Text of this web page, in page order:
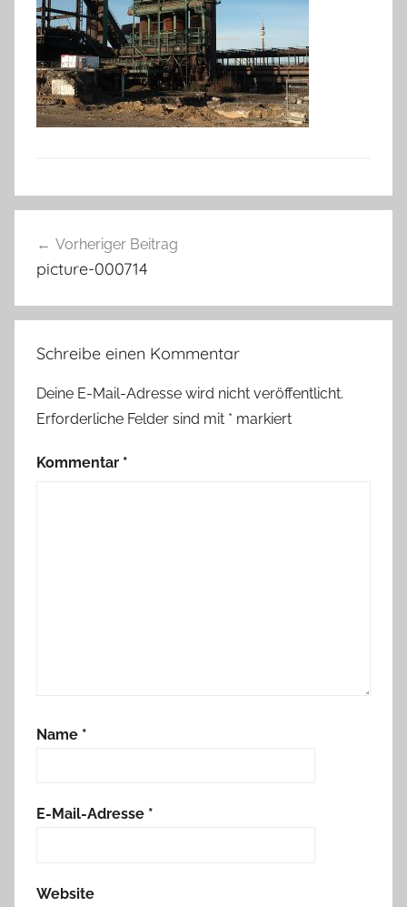
Vorheriger Beitrag
picture-000714
Schreibe einen Kommentar
Deine E-Mail-Adresse wird nicht veröffentlicht.
Erforderliche Felder sind mit * markiert
Kommentar *
Name *
E-Mail-Adresse *
Website